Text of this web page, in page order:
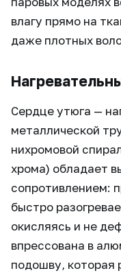
влагу прямо на
даже плотных
Сердце утюга —
металлической
нихромовой
хрома) обладает
сопротивлением:
быстро
окисляясь и не
впрессована в
подошву, которая